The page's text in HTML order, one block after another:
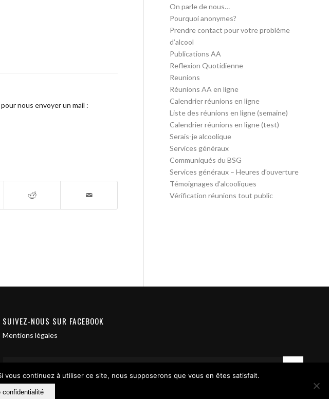
nous envoyer un mail :
On parle de nous…
Pourquoi anonymes?
Prendre contact pour votre problème
d’alcool
Publications AA
Reflexion Quotidienne
Reunions
Réunions AA en ligne
Calendrier réunions en ligne
Liste des réunions en ligne (semaine)
Calendrier réunions en ligne (test)
Serais-je alcoolique
Services généraux
Communiqués du BSG
Services généraux – Heures d’ouverture
Témoignages d’alcooliques
Vérification réunions tout public
SUIVEZ-NOUS SUR FACEBOOK
Mentions légales
continuez à utiliser ce site, nous supposerons que vous en êtes satisfait.
confidentialité
Contact us